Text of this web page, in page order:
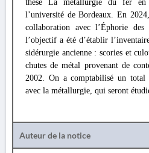
thèse La métallurgie du fer en
l’université de Bordeaux. En
collaboration avec l’Éphorie
l’objectif a été d’établir
sidérurgie ancienne : scories et
chutes de métal provenant de
2002. On a comptabilisé un
avec la métallurgie, qui seront
Auteur de la notice